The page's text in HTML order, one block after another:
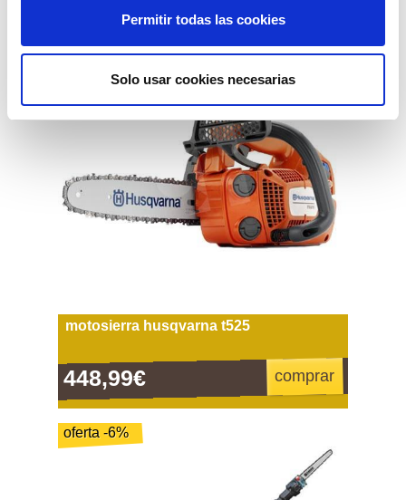
Permitir todas las cookies
Solo usar cookies necesarias
motosierra husqvarna t525
448,99€ comprar
oferta -6%